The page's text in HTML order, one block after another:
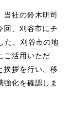
社の鈴木研司
回、刈谷市にチ
た。刈谷市の地
ご活用いただ
挨拶を行い、移
強化を確認しま